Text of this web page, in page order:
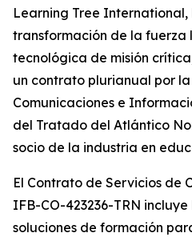
Learning Tree
transformación de la
tecnológica de misión
un contrato plurianual por
Comunicaciones e
del Tratado del Atlántico
socio de la industria en
El Contrato de Servicios de
IFB-CO-423236-TRN
soluciones de formación